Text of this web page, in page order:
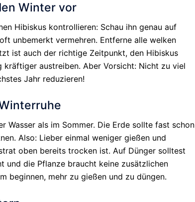
Winter vor
Hibiskus kontrollieren: Schau ihn genau auf
unbemerkt vermehren. Entferne alle welken
ist auch der richtige Zeitpunkt, den Hibiskus
kräftiger austreiben. Aber Vorsicht: Nicht zu viel
Jahr reduzieren!
Wasser als im Sommer. Die Erde sollte fast schon
Also: Lieber einmal weniger gießen und
oben bereits trocken ist. Auf Dünger solltest
und die Pflanze braucht keine zusätzlichen
beginnen, mehr zu gießen und zu düngen.